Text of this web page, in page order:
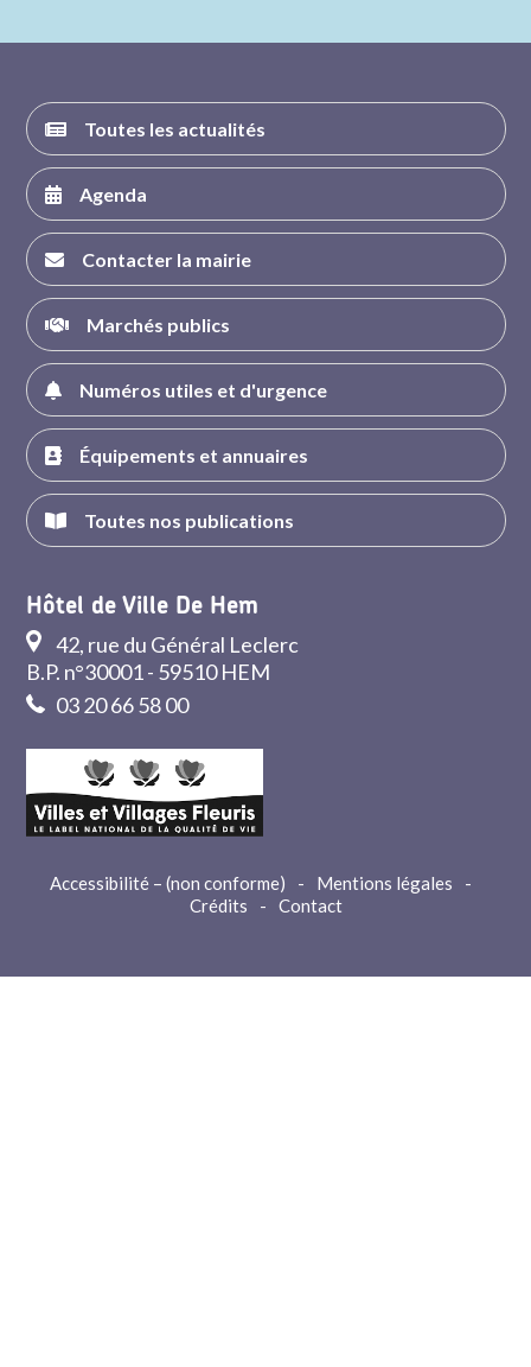
Toutes les actualités
Agenda
Contacter la mairie
Marchés publics
Numéros utiles et d'urgence
Équipements et annuaires
Toutes nos publications
Hôtel de Ville De Hem
42, rue du Général Leclerc
B.P. n°30001 - 59510 HEM
03 20 66 58 00
Accessibilité – (non conforme) - Mentions légales
-
Crédits
- Contact